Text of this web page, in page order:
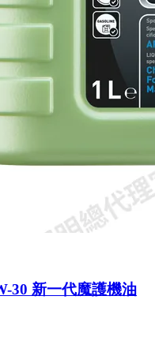
30 新一代魔護機油